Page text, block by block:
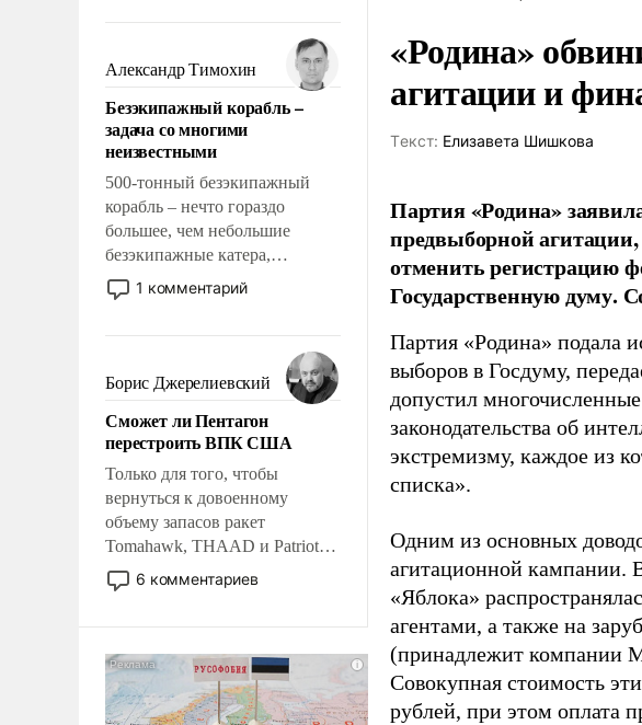
мужественным и твердым под
ударами судьбы, брать на себя
ответственность, помогать
слабым, идти вперед и
адаптироваться.
Александр Тимохин
Безэкипажный корабль –
задача со многими
неизвестными
500-тонный безэкипажный
корабль – нечто гораздо
большее, чем небольшие
безэкипажные катера,
применение которых уже
стало обыденностью. Задача по
сложна и амбициозна. Однако
и ее реализация радикально
поднимет наши боевые
возможности.
1 комментарий
Борис Джерелиевский
Сможет ли Пентагон
перестроить ВПК США
Только для того, чтобы
вернуться к довоенному
объему запасов ракет
Tomahawk, THAAD и Patriot
США потребуется более трех
лет. Даже небольшая война с
Сложившаяся ситуация
означает многолетний период
уязвимости США, например,
6 комментариев
«Родина»
агитации и
Tекст: Елизавета Шишкова
Партия «Родина»
предвыборной агитации,
отменить регистрацию
Государственную думу.
Партия «Родина» подала
выборов в Госдуму,
допустил
законодательства об
экстремизму, каждое из
списка».
Одним из основных
агитационной кампании.
«Яблока»
агентами, а также на
(принадлежит компании
Совокупная стоимость
рублей, при этом оплата